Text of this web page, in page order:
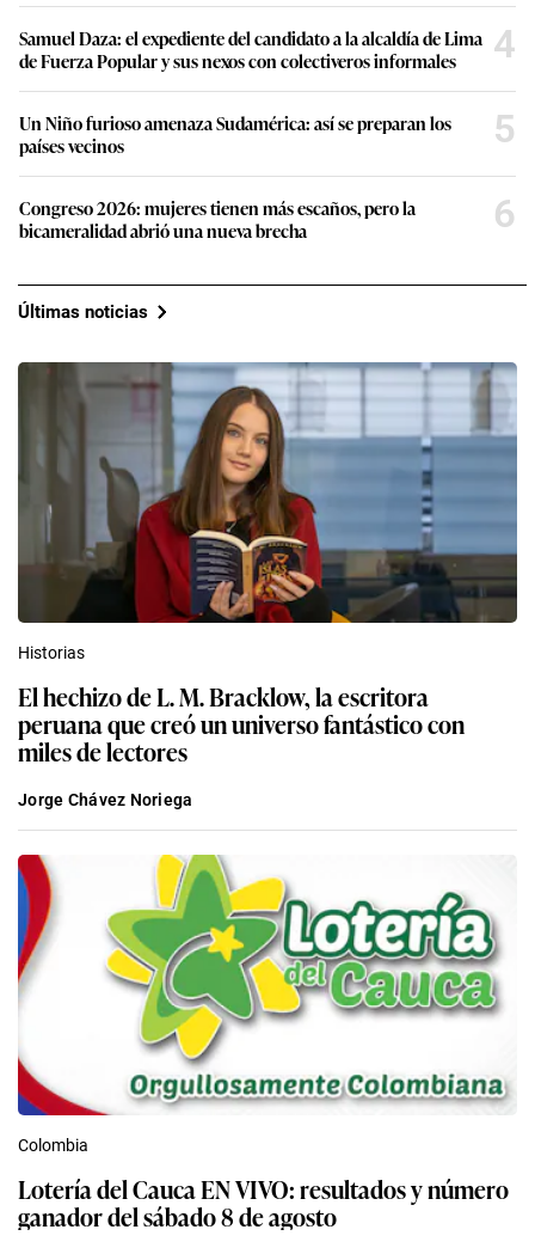
Samuel Daza: el expediente del candidato a la alcaldía de Lima
de Fuerza Popular y sus nexos con colectiveros informales
4
Un Niño furioso amenaza Sudamérica: así se preparan los
países vecinos
5
Congreso 2026: mujeres tienen más escaños, pero la
bicameralidad abrió una nueva brecha
6
Últimas noticias
Historias
El hechizo de L. M. Bracklow, la escritora
peruana que creó un universo fantástico con
miles de lectores
Jorge Chávez Noriega
Colombia
Lotería del Cauca EN VIVO: resultados y número
ganador del sábado 8 de agosto